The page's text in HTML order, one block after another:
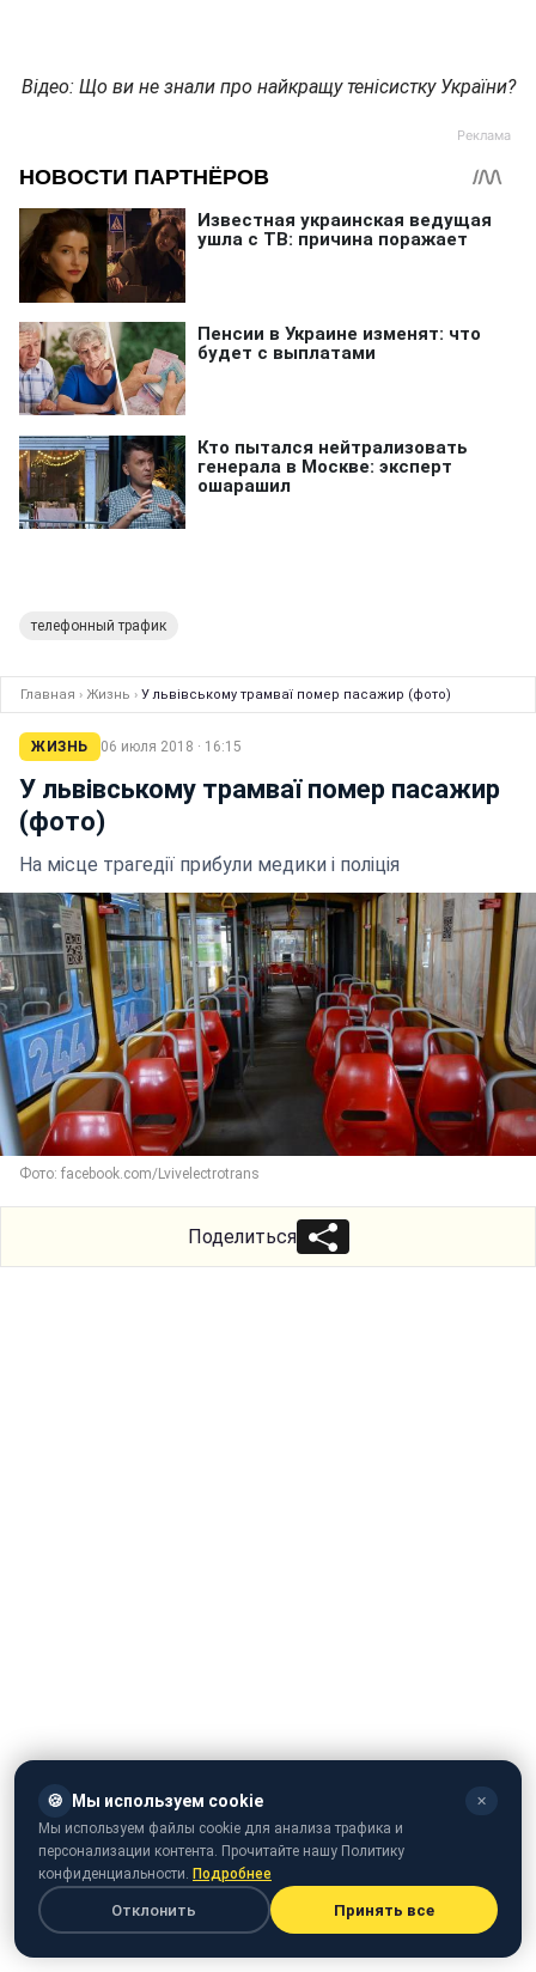
Відео: Що ви не знали про найкращу тенісистку України?
телефонный трафик
Главная › Жизнь › У львівському трамваї помер пасажир (фото)
ЖИЗНЬ 06 июля 2018 · 16:15
У львівському трамваї помер пасажир
(фото)
На місце трагедії прибули медики і поліція
Фото: facebook.com/Lvivelectrotrans
Поделиться
У Львові в одному з трамвайних вагонів маршруту
№7 на зупинці вулиці Турянського раптово помер
пасажир. Про це повідомили в прес-службіЛьвівської
міської ради.
🍪 Мы используем cookie ✕
Мы используем файлы cookie для анализа трафика и
персонализации контента. Прочитайте нашу Политику
конфиденциальности. Подробнее
Отклонить Принять все